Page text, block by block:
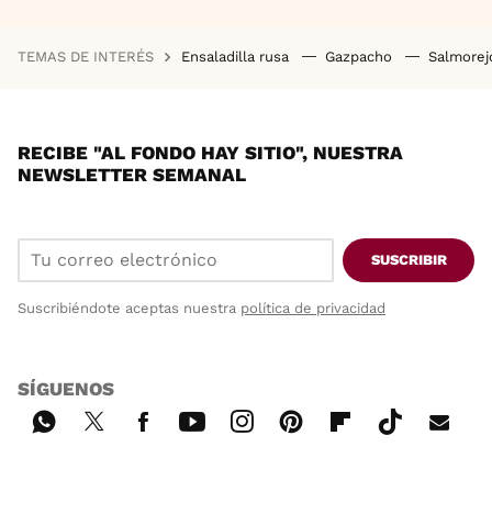
TEMAS DE INTERÉS Ensaladilla rusa Gazpacho
RECIBE "AL FONDO HAY SITIO", NUESTRA
NEWSLETTER SEMANAL
SUSCRIBIR
Suscribiéndote aceptas nuestra política de privacidad
SÍGUENOS